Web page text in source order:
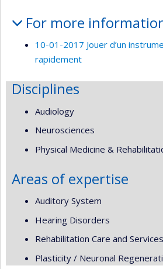
For more
10-01-2017 Jouer d’un
rapidement
Disciplines
Audiology
Neurosciences
Physical Medicine &
Areas of expertise
Auditory System
Hearing Disorders
Rehabilitation Care and Services
Plasticity / Neuronal